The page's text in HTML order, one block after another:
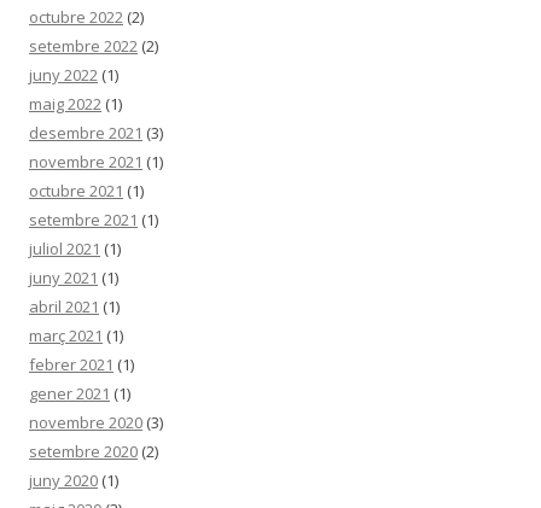
octubre 2022 (2)
setembre 2022 (2)
juny 2022 (1)
maig 2022 (1)
desembre 2021 (3)
novembre 2021 (1)
octubre 2021 (1)
setembre 2021 (1)
juliol 2021 (1)
juny 2021 (1)
abril 2021 (1)
març 2021 (1)
febrer 2021 (1)
gener 2021 (1)
novembre 2020 (3)
setembre 2020 (2)
juny 2020 (1)